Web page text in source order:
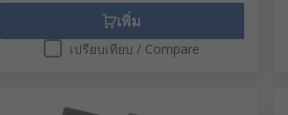
เพิ่ม
เปรียบเทียบ / Compare